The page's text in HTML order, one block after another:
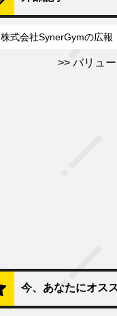
株式会社SynerGymの広報
バリュ
今、あなたにオス